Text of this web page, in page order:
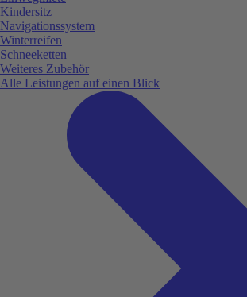
Kindersitz
Navigationssystem
Winterreifen
Schneeketten
Weiteres Zubehör
Alle Leistungen auf einen Blick